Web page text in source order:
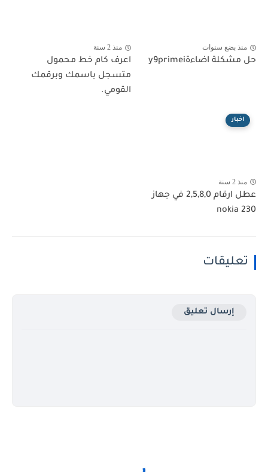
منذ بضع سنوات
حل مشكلة اضاءةy9primei
منذ 2 سنة
اعرف كام خط محمول
متسجل باسمك وبرقمك
القومي.
اخبار
منذ 2 سنة
عطل ارقام 2,5,8,0 في جهاز
230 nokia
تعليقات
إرسال تعليق